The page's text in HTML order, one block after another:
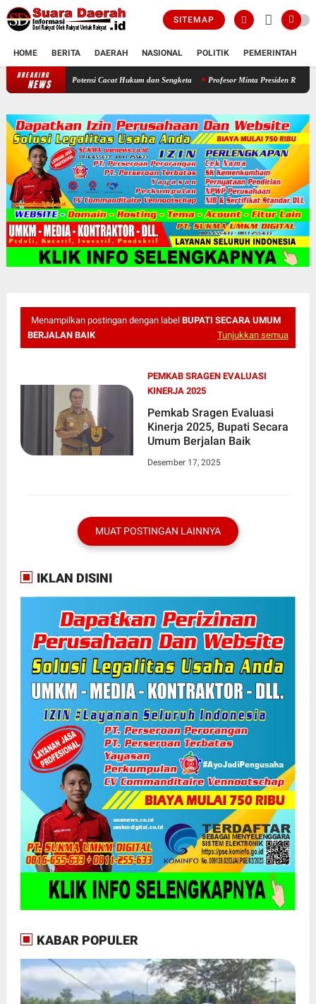
SITEMAP
HOME BERITA DAERAH NASIONAL POLITIK PEMERINTAH
BREAKING
NEWS
Potensi Cacat Hukum dan Sengketa Profesor Minta Presiden RI Perintahkan
Menampilkan postingan dengan label BUPATI SECARA UMUM
BERJALAN BAIK
Tunjukkan semua
PEMKAB SRAGEN EVALUASI
KINERJA 2025
Pemkab Sragen Evaluasi
Kinerja 2025, Bupati Secara
Umum Berjalan Baik
Desember 17, 2025
MUAT POSTINGAN LAINNYA
IKLAN DISINI
KABAR POPULER